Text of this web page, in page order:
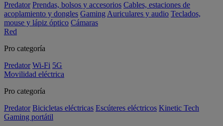
Predator Prendas, bolsos y accesorios Cables, estaciones de
acoplamiento y dongles Gaming Auriculares y audio Teclados,
mouse y lápiz óptico Cámaras
Red
Pro categoría
Predator Wi-Fi 5G
Movilidad eléctrica
Pro categoría
Predator Bicicletas eléctricas Escúteres eléctricos Kinetic Tech
Gaming portátil